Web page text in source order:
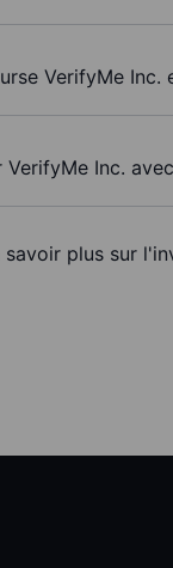
VerifyMe Inc.
VerifyMe Inc.
savoir plus sur